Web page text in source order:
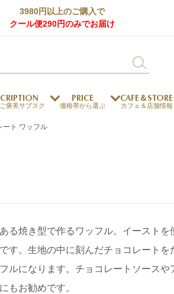
3980円以上のご購入で
クール便290円のみでお届け
バイスタイル
チョコレート
エクセレンス
法人ギフト
すべて
すべて
褒美サブスク
PRICE
価格帯から選ぶ
CAFE＆STORE
カフェ＆店舗情報
ジタルギフト 採用情報
ート ワッフル
る焼き型で作るワッフル。イースト
す。生地の中に刻んだチョコレート
ルになります。チョコレートソース
もお勧めです。